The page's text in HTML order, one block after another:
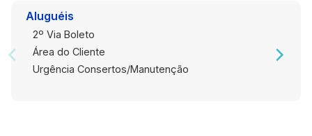
Aluguéis
2º Via Boleto
Área do Cliente
Urgência Consertos/Manutenção